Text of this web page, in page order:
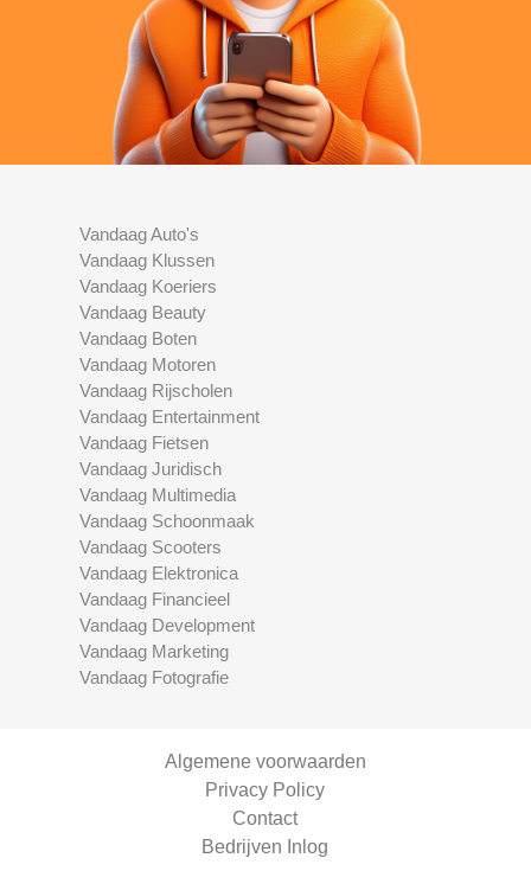
Vandaag Auto's
Vandaag Klussen
Vandaag Koeriers
Vandaag Beauty
Vandaag Boten
Vandaag Motoren
Vandaag Rijscholen
Vandaag Entertainment
Vandaag Fietsen
Vandaag Juridisch
Vandaag Multimedia
Vandaag Schoonmaak
Vandaag Scooters
Vandaag Elektronica
Vandaag Financieel
Vandaag Development
Vandaag Marketing
Vandaag Fotografie
Algemene voorwaarden
Privacy Policy
Contact
Bedrijven Inlog